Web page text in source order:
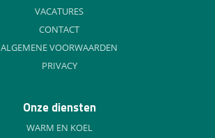
VACATURES
CONTACT
ALGEMENE VOORWAARDEN
PRIVACY
Onze diensten
WARM EN KOEL